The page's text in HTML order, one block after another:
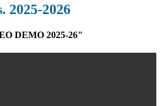
2025-2026
DEMO 2025-26"